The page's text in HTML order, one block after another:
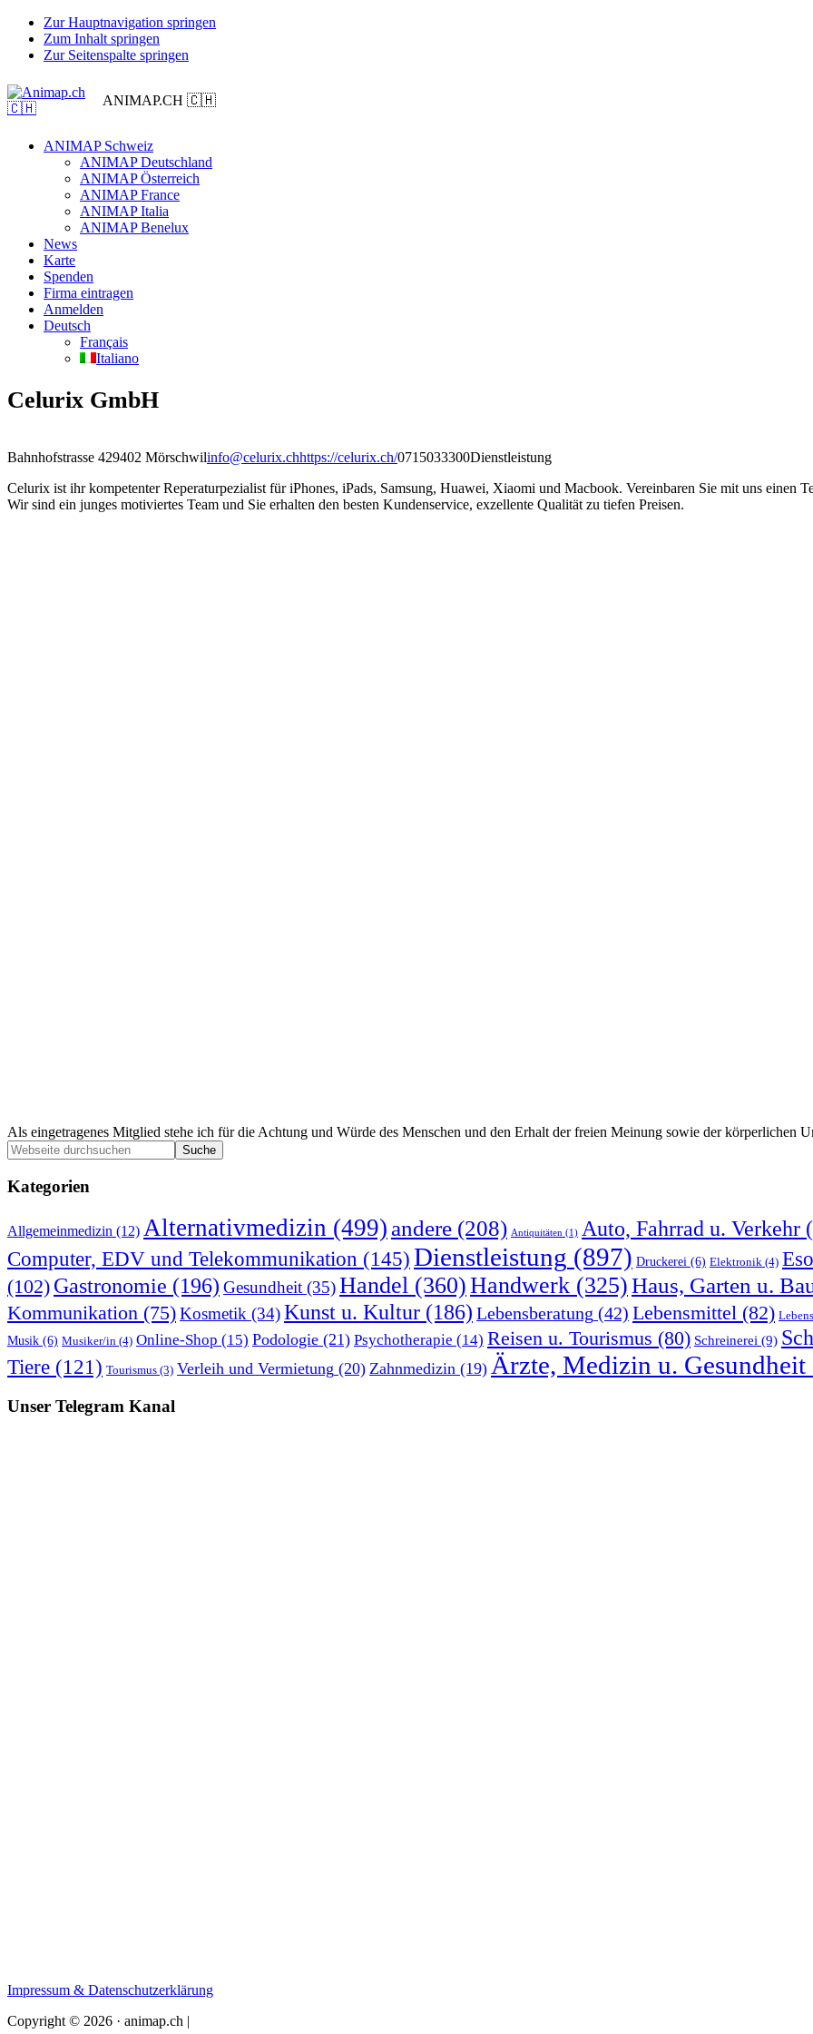
Zur Hauptnavigation springen
Zum Inhalt springen
Zur Seitenspalte springen
ANIMAP.CH 🇨🇭
ANIMAP Schweiz
ANIMAP Deutschland
ANIMAP Österreich
ANIMAP France
ANIMAP Italia
ANIMAP Benelux
News
Karte
Spenden
Firma eintragen
Anmelden
Deutsch
Français
Italiano
Celurix GmbH
Bahnhofstrasse 429402 Mörschwilinfo@celurix.chhttps://celurix.ch/0715033300Dienstleistung
Celurix ist ihr kompetenter Reperaturpezialist für iPhones, iPads, Samsung, Huawei, Xiaomi und Macbook. Vereinbaren Sie mit uns einen
Wir sind ein junges motiviertes Team und Sie erhalten den besten Kundenservice, exzellente Qualität zu tiefen Preisen.
Als eingetragenes Mitglied stehe ich für die Achtung und Würde des Menschen und den Erhalt der freien Meinung sowie der körperlichen
Seitenspalte
Webseite
durchsuchen
Kategorien
Allgemeinmedizin (12) Alternativmedizin (499) andere (208) Antiquitäten (1) Auto, Fahrrad u. Verkehr
Computer, EDV und Telekommunikation (145)Dienstleistung (897) Druckerei (6) Elektronik (4)
(102) Gastronomie (196) Gesundheit (35)Handel (360)Handwerk (325)Haus, Garten u.
Kommunikation (75)Kosmetik (34)Kunst u. Kultur (186) Lebensberatung (42) Lebensmittel (82)
Musik (6) Musiker/in (4) Online-Shop (15) Podologie (21) Psychotherapie (14) Reisen u. Tourismus (80) Schreinerei (9)
Tiere (121) Tourismus (3) Verleih und Vermietung (20) Zahnmedizin (19) Ärzte, Medizin u. Gesundheit
Unser Telegram Kanal
Impressum & Datenschutzerklärung
Copyright © 2026 · animap.ch |